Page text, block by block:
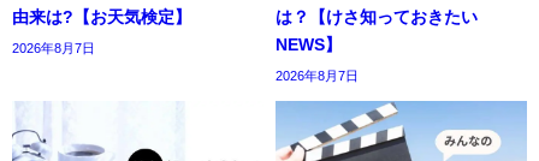
由来は?【お天気検定】
2026年8月7日
は？【けさ知っておきたい
NEWS】
2026年8月7日